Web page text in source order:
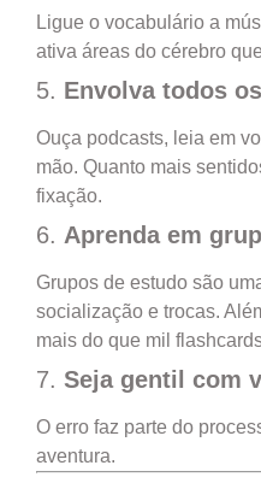
Ligue o vocabulário a
ativa áreas do cérebro
5. Envolva todos
Ouça podcasts, leia em
mão. Quanto mais
fixação.
6. Aprenda em
Grupos de estudo são
socialização e trocas.
mais do que mil
7. Seja gentil com
O erro faz parte do
aventura.